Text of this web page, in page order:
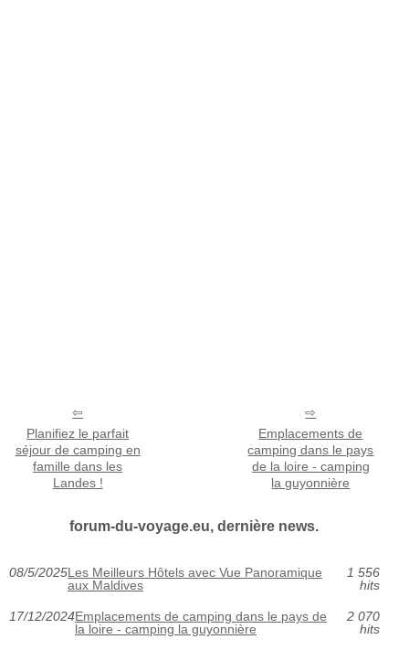
Planifiez le parfait
séjour de camping en
famille dans les
Landes !
Emplacements de
camping dans le pays
de la loire - camping
la guyonnière
forum-du-voyage.eu, dernière news.
08/5/2025Les Meilleurs Hôtels avec Vue Panoramique
aux Maldives
1 556
hits
17/12/2024Emplacements de camping dans le pays de
la loire - camping la guyonnière
2 070
hits